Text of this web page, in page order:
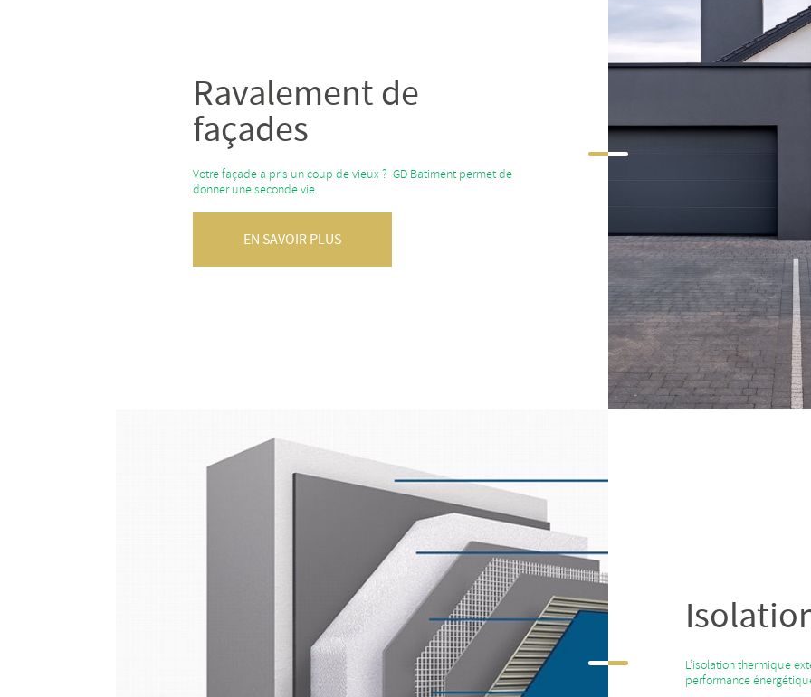
Ravalement de
façades
Votre façade a pris un coup de vieux ? GD Batiment permet de
donner une seconde vie.
EN SAVOIR PLUS
L’isolation thermique
performance